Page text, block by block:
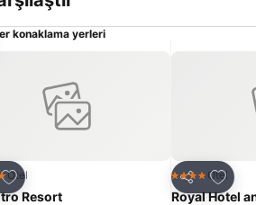
konaklama yerleri
Favorilerime ekle
Otel
Resort
Paylaş
4 Yıldız Otel
Royal Hotel